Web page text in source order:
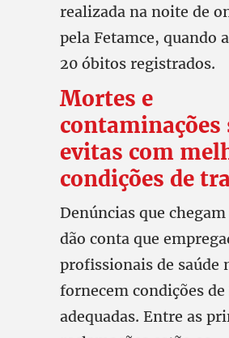
realizada na noite de
pela Fetamce, quando
20 óbitos registrados.
Mortes e
contaminações
evitas com
condições de
Denúncias que chegam
dão conta que
profissionais de saúde
fornecem condições
adequadas. Entre as